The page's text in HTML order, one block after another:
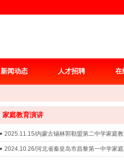
新闻动态 人才招聘 在
家庭教育演讲
2025.11.15/内蒙古锡林郭勒盟第二中学家庭
2024.10.26/河北省秦皇岛市昌黎第一中学家